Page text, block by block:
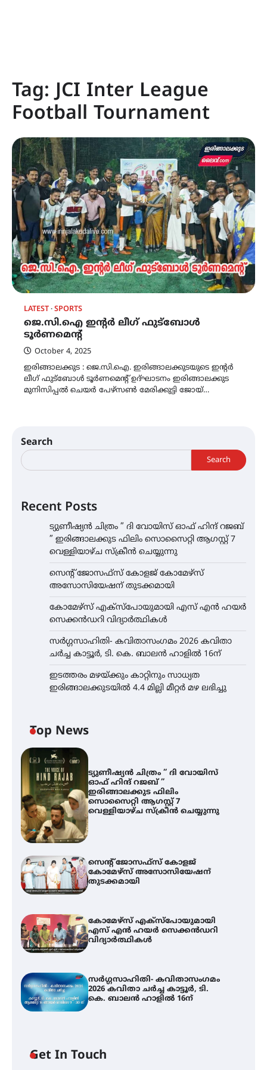
Tag:JCI Inter League
Football Tournament
LATEST SPORTS
ജെ.സി.ഐ ഇന്റർ ലീഗ് ഫുട്ബോൾ
ടൂർണമെന്റ്
October 4, 2025
ഇരിങ്ങാലക്കുട : ജെ.സി.ഐ. ഇരിങ്ങാലക്കുടയുടെ ഇന്റർ
ലീഗ് ഫുട്ബോൾ ടൂർണമെന്റ് ഉദ്ഘാടനം ഇരിങ്ങാലക്കുട
മുനിസിപ്പൽ ചെയർ പേഴ്സൺ മേരിക്കുട്ടി ജോയ്…
Search
Search
Recent Posts
ട്യുണീഷ്യൻ ചിത്രം ” ദി വോയിസ് ഓഫ് ഹിന്ദ് റജബ്
” ഇരിങ്ങാലക്കുട ഫിലിം സൊസൈറ്റി ആഗസ്റ്റ് 7
വെള്ളിയാഴ്ച സ്‌ക്രീൻ ചെയ്യുന്നു
സെന്റ് ജോസഫ്സ് കോളജ് കോമേഴ്‌സ്
അസോസിയേഷന് തുടക്കമായി
കോമേഴ്സ് എക്സ്പോയുമായി എസ് എൻ ഹയർ
സെക്കൻഡറി വിദ്യാർത്ഥികൾ
സർഗ്ഗസാഹിതി- കവിതാസംഗമം 2026 കവിതാ
ചർച്ച കാട്ടൂർ, ടി. കെ. ബാലൻ ഹാളിൽ 16ന്
ഇടത്തരം മഴയ്ക്കും കാറ്റിനും സാധ്യത
ഇരിങ്ങാലക്കുടയിൽ 4.4 മില്ലി മീറ്റർ മഴ ലഭിച്ചു
Top News
ട്യുണീഷ്യൻ ചിത്രം ” ദി വോയിസ്
ഓഫ് ഹിന്ദ് റജബ് ”
ഇരിങ്ങാലക്കുട ഫിലിം
സൊസൈറ്റി ആഗസ്റ്റ് 7
വെള്ളിയാഴ്ച സ്‌ക്രീൻ ചെയ്യുന്നു
സെന്റ് ജോസഫ്സ് കോളജ്
കോമേഴ്‌സ് അസോസിയേഷന്
തുടക്കമായി
കോമേഴ്സ് എക്സ്പോയുമായി
എസ് എൻ ഹയർ സെക്കൻഡറി
വിദ്യാർത്ഥികൾ
സർഗ്ഗസാഹിതി- കവിതാസംഗമം
2026 കവിതാ ചർച്ച കാട്ടൂർ, ടി.
കെ. ബാലൻ ഹാളിൽ 16ന്
Get In Touch